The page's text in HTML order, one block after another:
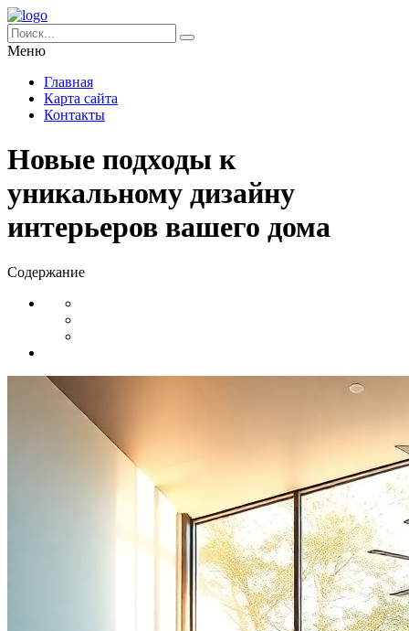
Меню
Главная
Карта сайта
Контакты
Новые подходы к
уникальному дизайну
интерьеров вашего дома
Содержание